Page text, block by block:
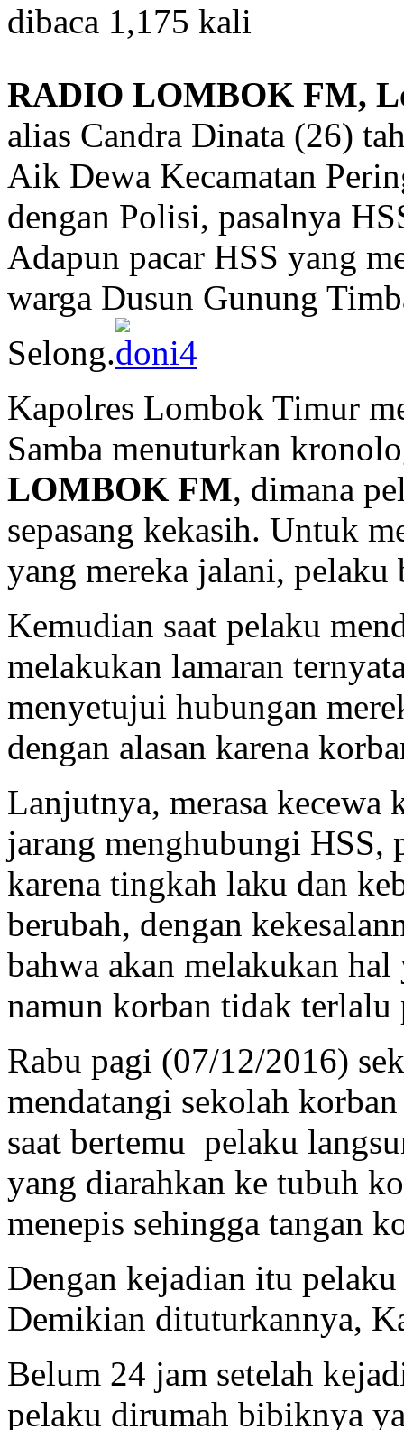
dibaca 1,175 kali
RADIO LOMBOK FM,
alias Candra Dinata (26)
Aik Dewa Kecamatan
dengan Polisi, pasalnya
Adapun pacar HSS yang
warga Dusun Gunung
Selong.
Kapolres Lombok Timur
Samba menuturkan
LOMBOK FM, dimana
sepasang kekasih. Untuk
yang mereka jalani,
Kemudian saat pelaku
melakukan lamaran
menyetujui hubungan
dengan alasan karena
Lanjutnya, merasa
jarang menghubungi HSS,
karena tingkah laku dan
berubah, dengan
bahwa akan melakukan
namun korban tidak terlalu
Rabu pagi (07/12/2016)
mendatangi sekolah
saat bertemu pelaku
yang diarahkan ke tubuh
menepis sehingga tangan
Dengan kejadian itu
Demikian dituturkannya,
Belum 24 jam setelah
pelaku dirumah bibiknya